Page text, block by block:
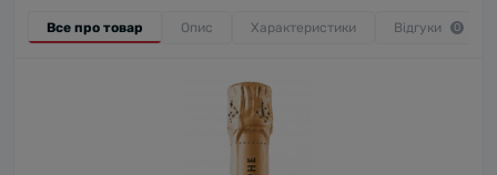
Все про товар Опис Характеристики Відгуки 0